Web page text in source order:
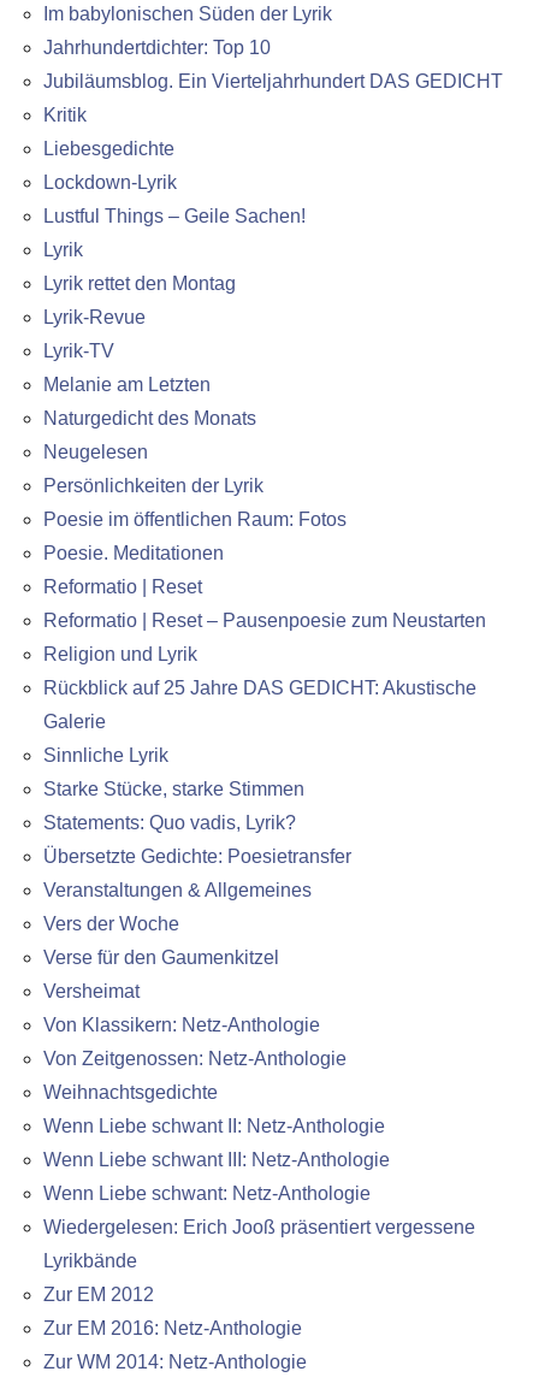
Im babylonischen Süden der Lyrik
Jahrhundertdichter: Top 10
Jubiläumsblog. Ein Vierteljahrhundert DAS GEDICHT
Kritik
Liebesgedichte
Lockdown-Lyrik
Lustful Things – Geile Sachen!
Lyrik
Lyrik rettet den Montag
Lyrik-Revue
Lyrik-TV
Melanie am Letzten
Naturgedicht des Monats
Neugelesen
Persönlichkeiten der Lyrik
Poesie im öffentlichen Raum: Fotos
Poesie. Meditationen
Reformatio | Reset
Reformatio | Reset – Pausenpoesie zum Neustarten
Religion und Lyrik
Rückblick auf 25 Jahre DAS GEDICHT: Akustische
Galerie
Sinnliche Lyrik
Starke Stücke, starke Stimmen
Statements: Quo vadis, Lyrik?
Übersetzte Gedichte: Poesietransfer
Veranstaltungen & Allgemeines
Vers der Woche
Verse für den Gaumenkitzel
Versheimat
Von Klassikern: Netz-Anthologie
Von Zeitgenossen: Netz-Anthologie
Weihnachtsgedichte
Wenn Liebe schwant II: Netz-Anthologie
Wenn Liebe schwant III: Netz-Anthologie
Wenn Liebe schwant: Netz-Anthologie
Wiedergelesen: Erich Jooß präsentiert vergessene
Lyrikbände
Zur EM 2012
Zur EM 2016: Netz-Anthologie
Zur WM 2014: Netz-Anthologie